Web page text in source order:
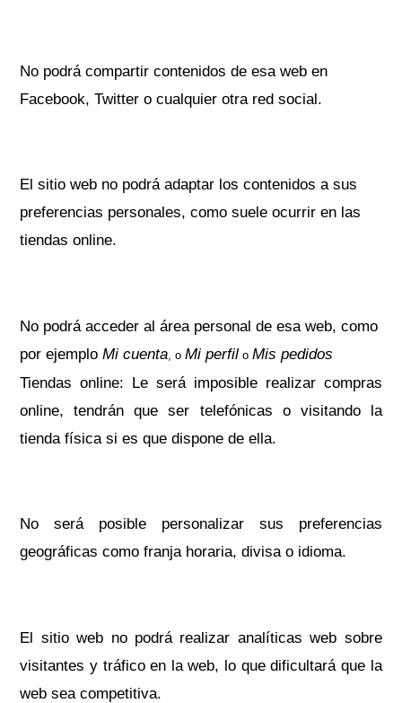
No podrá compartir contenidos de esa web en
Facebook, Twitter o cualquier otra red social.
El sitio web no podrá adaptar los contenidos a sus
preferencias personales, como suele ocurrir en las
tiendas online.
No podrá acceder al área personal de esa web, como
por ejemploMi cuenta , oMi perfil oMis pedidos
Tiendas online: Le será imposible realizar compras
online, tendrán que ser telefónicas o visitando la
tienda física si es que dispone de ella.
No será posible personalizar sus preferencias
geográficas como franja horaria, divisa o idioma.
El sitio web no podrá realizar analíticas web sobre
visitantes y tráfico en la web, lo que dificultará que la
web sea competitiva.